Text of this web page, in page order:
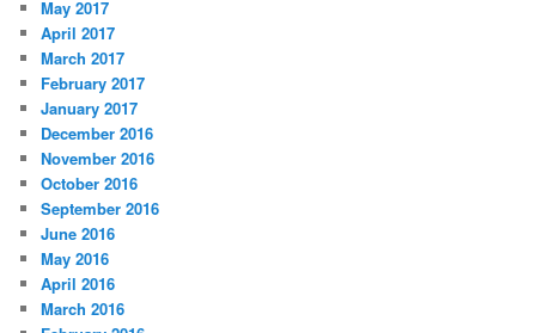
May 2017
April 2017
March 2017
February 2017
January 2017
December 2016
November 2016
October 2016
September 2016
June 2016
May 2016
April 2016
March 2016